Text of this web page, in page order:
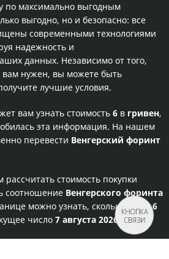
по максимально выгодным
выгодно, но и безопасно: все
современными технологиями
надежность и
данных. Независимо от того,
нужен, вы можете быть
лучшие условия.
вам узнать стоимость 6 в гривен,
эта информация. На нашем
перевести Венгерский форинт
стоимость покупки
соотношение Венгерского форинта
можно узнать, сколько стоит6
число 7 августа 2026.
КНОПКА
СВЯЗИ